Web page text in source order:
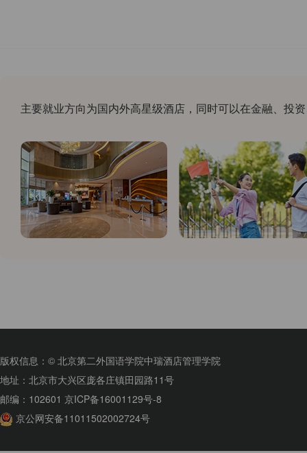
主要就业方向为国内外高星级酒店，同时可以在金融、投
版权信息：© 北京第二外国语学院中瑞酒店管理学院
地址：北京市大兴区庞各庄镇田园路11号
邮编：102601 京ICP备16001129号-8
京公网安备11011502002724号